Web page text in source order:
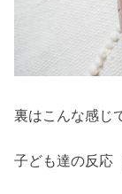
裏はこんな感じ
子ども達の反応